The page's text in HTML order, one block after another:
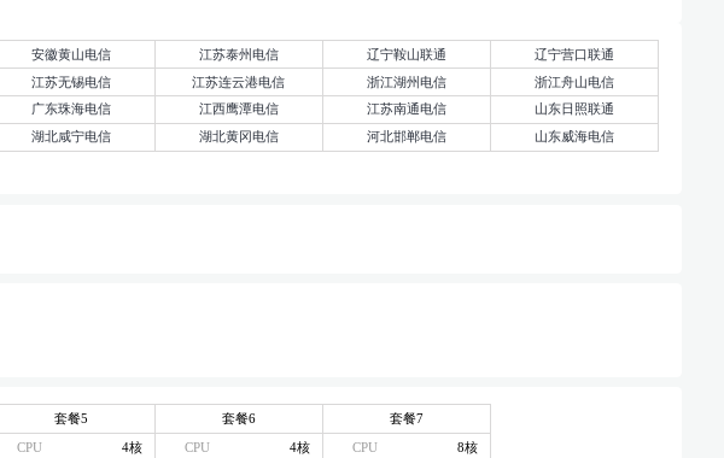
安徽黄山电信 江苏泰州电信 辽宁鞍山联通
辽宁营口联通
江苏无锡电信 江苏连云港电信 浙江湖州电信
浙江舟山电信
广东珠海电信 江西鹰潭电信 江苏南通电信
山东日照联通
湖北咸宁电信 湖北黄冈电信 河北邯郸电信
山东威海电信
套餐5
CPU
4核
套餐6
CPU
4核
套餐7
CPU
8核